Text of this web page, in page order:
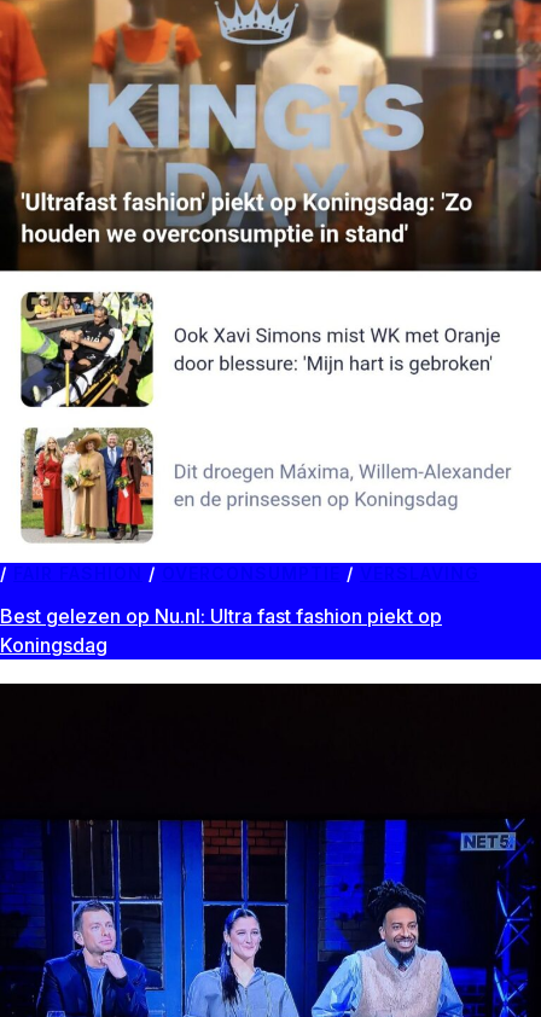
/ /
Best gelezen op Nu.nl: Ultra fast fashion piekt op
Koningsdag